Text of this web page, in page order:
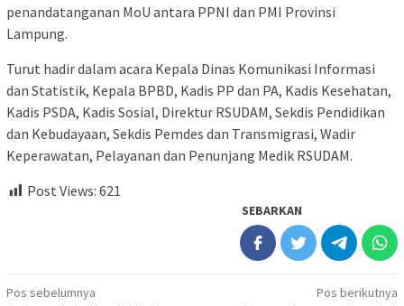
penandatanganan MoU antara PPNI dan PMI Provinsi
Lampung.
Turut hadir dalam acara Kepala Dinas Komunikasi Informasi
dan Statistik, Kepala BPBD, Kadis PP dan PA, Kadis Kesehatan,
Kadis PSDA, Kadis Sosial, Direktur RSUDAM, Sekdis Pendidikan
dan Kebudayaan, Sekdis Pemdes dan Transmigrasi, Wadir
Keperawatan, Pelayanan dan Penunjang Medik RSUDAM.
Post Views: 621
SEBARKAN
Navigasi
Pos sebelumnya
Pos berikutnya